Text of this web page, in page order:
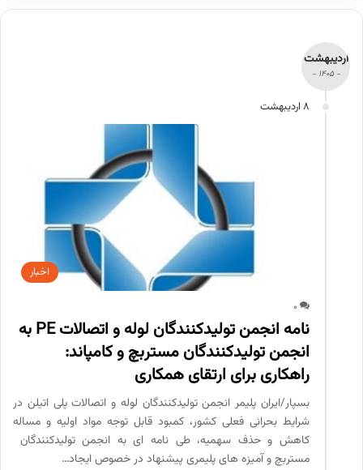
اردیبهشت
- 1405 -
8 اردیبهشت
اخبار
0
نامه انجمن تولیدکنندگان لوله و اتصالات ‌PE به
انجمن تولیدکنندگان مستربچ و کامپاند:
راهکاری برای ارتقای همکاری
بسپار/ایران پلیمر انجمن تولیدکنندگان لوله و اتصالات پلی اتیلن در
شرایط بحرانی فعلی کشور، کمبود قابل توجه مواد اولیه و مساله
کاهش و حذف سهمیه، طی نامه ای به انجمن تولیدکنندگان
مستربچ و آمیزه های پلیمری پیشنهاد در خصوص ایجاد…